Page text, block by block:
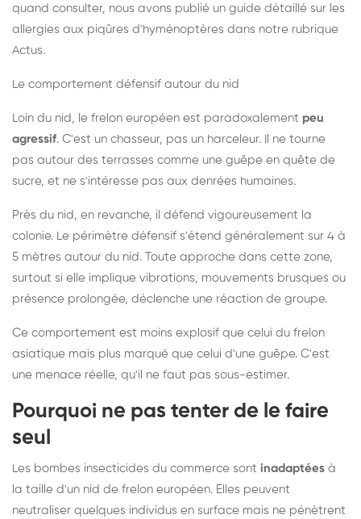
quand consulter, nous avons publié un guide détaillé sur les
allergies aux piqûres d'hyménoptères dans notre rubrique
Actus.
Le comportement défensif autour du nid
Loin du nid, le frelon européen est paradoxalement peu
agressif. C'est un chasseur, pas un harceleur. Il ne tourne
pas autour des terrasses comme une guêpe en quête de
sucre, et ne s'intéresse pas aux denrées humaines.
Près du nid, en revanche, il défend vigoureusement la
colonie. Le périmètre défensif s'étend généralement sur 4 à
5 mètres autour du nid. Toute approche dans cette zone,
surtout si elle implique vibrations, mouvements brusques ou
présence prolongée, déclenche une réaction de groupe.
Ce comportement est moins explosif que celui du frelon
asiatique mais plus marqué que celui d'une guêpe. C'est
une menace réelle, qu'il ne faut pas sous-estimer.
Pourquoi ne pas tenter de le faire
seul
Les bombes insecticides du commerce sont inadaptées à
la taille d'un nid de frelon européen. Elles peuvent
neutraliser quelques individus en surface mais ne pénètrent